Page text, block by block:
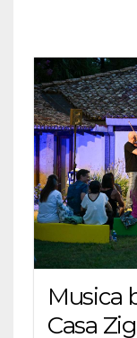
Musica
Casa